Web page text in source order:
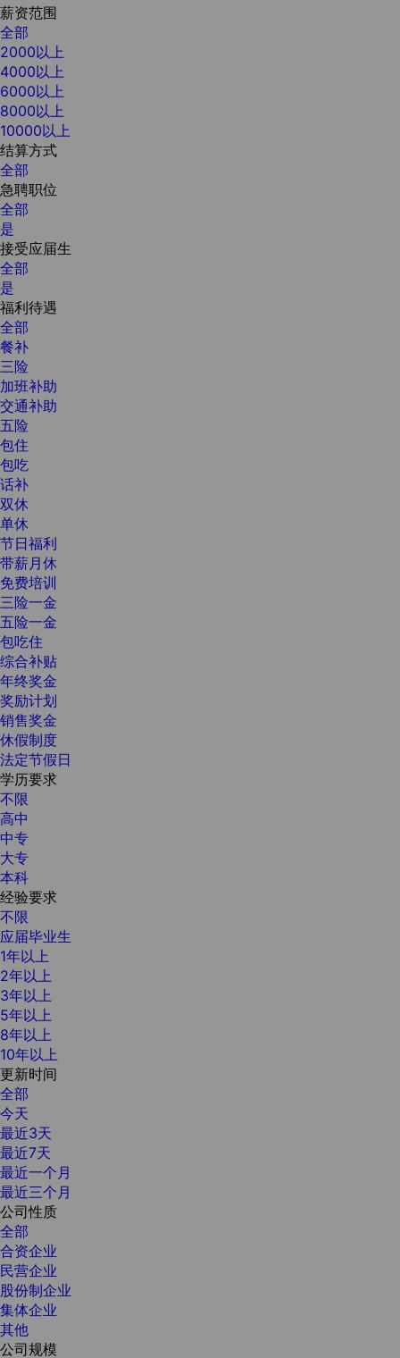
薪资范围
全部
2000以上
4000以上
6000以上
8000以上
10000以上
结算方式
全部
急聘职位
全部
是
接受应届生
全部
是
福利待遇
全部
餐补
三险
加班补助
交通补助
五险
包住
包吃
话补
双休
单休
节日福利
带薪月休
免费培训
三险一金
五险一金
包吃住
综合补贴
年终奖金
奖励计划
销售奖金
休假制度
法定节假日
学历要求
不限
高中
中专
大专
本科
经验要求
不限
应届毕业生
1年以上
2年以上
3年以上
5年以上
8年以上
10年以上
更新时间
全部
今天
最近3天
最近7天
最近一个月
最近三个月
公司性质
全部
合资企业
民营企业
股份制企业
集体企业
其他
公司规模